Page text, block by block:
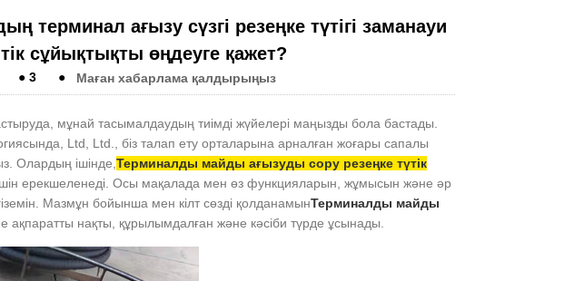
терминал ағызу сүзгі резеңке түтігі заманауи
сұйықтықты өңдеуге қажет?
●3 ● Маған хабарлама қалдырыңыз
мұнай тасымалдаудың тиімді жүйелері маңызды бола бастады.
Ltd, Ltd., біз талап ету орталарына арналған жоғары сапалы
Олардың ішінде,Терминалды майды ағызуды сору резеңке түтік
үшін ерекшеленеді. Осы мақалада мен өз функцияларын, жұмысын және әр
Мазмұн бойынша мен кілт сөзді қолданамынТерминалды майды
ақпаратты нақты, құрылымдалған және кәсіби түрде ұсынады.